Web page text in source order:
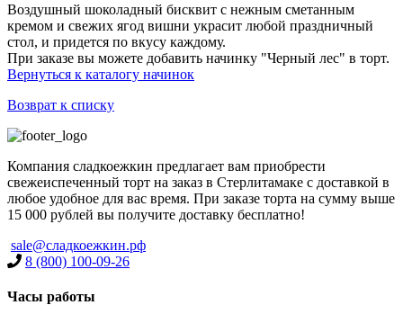
Воздушный шоколадный бисквит с нежным сметанным
кремом и свежих ягод вишни украсит любой праздничный
стол, и придется по вкусу каждому.
При заказе вы можете добавить начинку "Черный лес" в торт.
Вернуться к каталогу начинок
Возврат к списку
Компания сладкоежкин предлагает вам приобрести
свежеиспеченный торт на заказ в Стерлитамаке с доставкой в
любое удобное для вас время. При заказе торта на сумму выше
15 000 рублей вы получите доставку бесплатно!
sale@сладкоежкин.рф
8 (800) 100-09-26
Часы работы